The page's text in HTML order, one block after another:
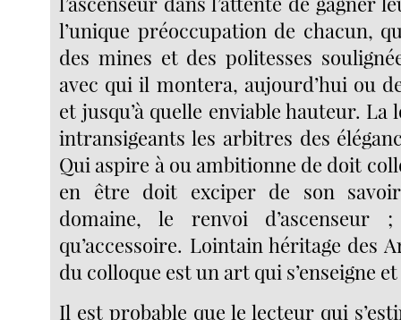
l’unique préoccupation de chacun,
des mines et des politesses
avec qui il montera, aujourd’hui ou
et jusqu’à quelle enviable hauteur. La
intransigeants les arbitres des
Qui aspire à ou ambitionne de doit
en être doit exciper de son
domaine, le renvoi d’ascenseur
qu’accessoire. Lointain héritage des
du colloque est un art qui s’enseigne et
Il est probable que le lecteur qui